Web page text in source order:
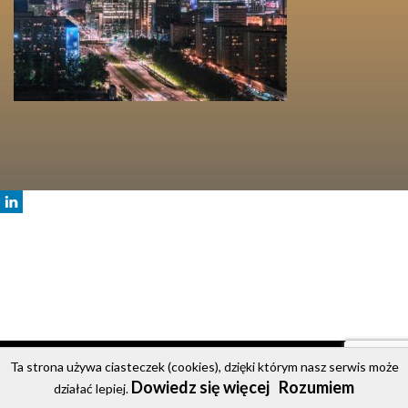
© 2020 Party Bus
Strona główna
Oferta Cennik Galeria Kontakt
Ta strona używa ciasteczek (cookies), dzięki którym nasz serwis może
działać lepiej. Dowiedz się więcej Rozumiem